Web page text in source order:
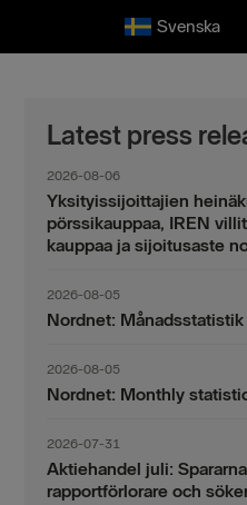
Svenska
Latest press
2026-08-06
Yksityissijoittajien
pörssikauppaa, IREN
kauppaa ja sijoitusaste
2026-08-05
Nordnet:
2026-08-05
Nordnet: Monthly
2026-07-31
Aktiehandel juli:
rapportförlorare och